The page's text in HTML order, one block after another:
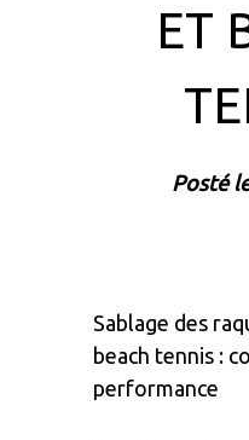
ET
Posté
Sablage des
beach tennis :
performance